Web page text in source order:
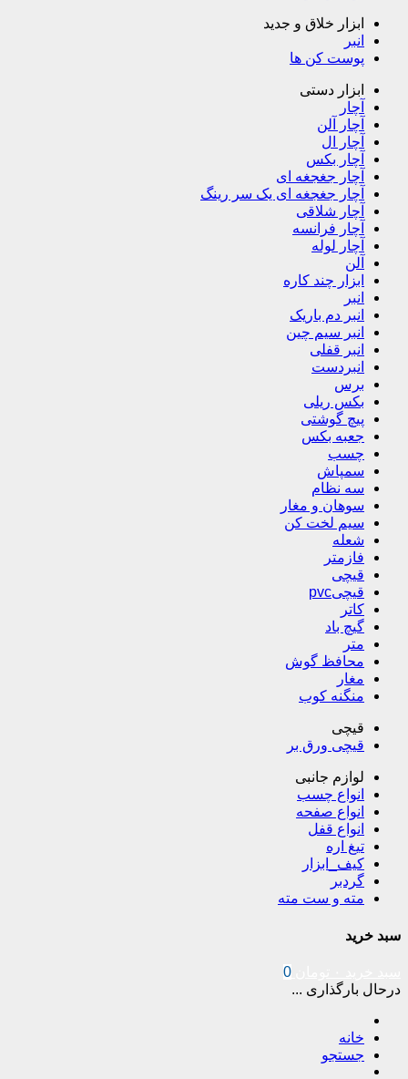
ابزار خلاق و جدید
انبر
پوست کن ها
ابزار دستی
آچار
آچار آلن
آچار ال
آچار بکس
آچار جغجغه ای
آچار جغجغه ای یک سر رینگ
آچار شلاقی
آچار فرانسه
آچار لوله
آلن
ابزار چند کاره
انبر
انبر دم باریک
انبر سیم چین
انبر قفلی
انبردست
برس
بکس ریلی
پیچ گوشتی
جعبه بکس
چسب
سمپاش
سه نظام
سوهان و مغار
سیم لخت کن
شعله
فازمتر
قیچی
قیچیpvc
کاتر
گیچ باد
متر
محافظ گوش
مغار
منگنه کوب
قیچی
قیچی ورق بر
لوازم جانبی
انواع چسب
انواع صفحه
انواع قفل
تیغ اره
کیف_ابزار
گردبر
مته و ست مته
سبد خرید
0
درحال بارگذاری ...
خانه
جستجو